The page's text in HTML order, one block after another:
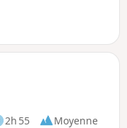
à
du
2h 55
Moyenne